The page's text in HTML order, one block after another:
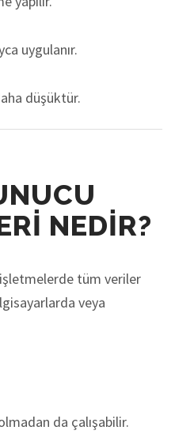
uygulanır.
düşüktür.
NEDİR?
tüm veriler
veya
da çalışabilir.